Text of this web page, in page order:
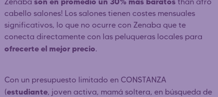
cabello salones! Los salones tienen costes mensuales
significativos, lo que no ocurre con Zenaba que te
conecta directamente con las peluqueras locales para
ofrecerte el mejor precio.
Con un presupuesto limitado en CONSTANZA
(estudiante, joven activa, mamá soltera, en búsqueda de